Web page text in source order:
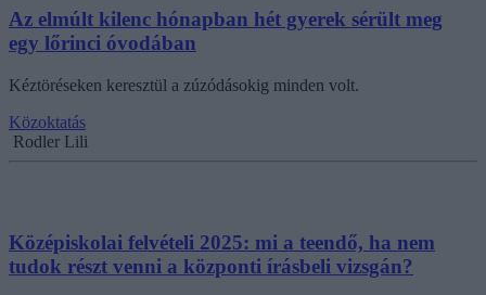
Az elmúlt kilenc hónapban hét gyerek sérült meg
egy lőrinci óvodában
Kéztöréseken keresztül a zúzódásokig minden volt.
Közoktatás
Rodler Lili
Középiskolai felvételi 2025: mi a teendő, ha nem
tudok részt venni a központi írásbeli vizsgán?